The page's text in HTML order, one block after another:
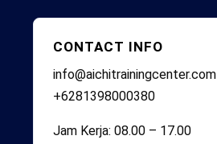
CONTACT INFO
info@aichitrainingcenter.com
+6281398000380
Jam Kerja: 08.00 – 17.00